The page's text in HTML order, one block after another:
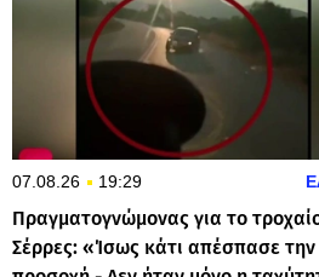
07.08.26 19:29
Πραγματογνώμονας για το
Σέρρες: «Ίσως κάτι απέσπασε την